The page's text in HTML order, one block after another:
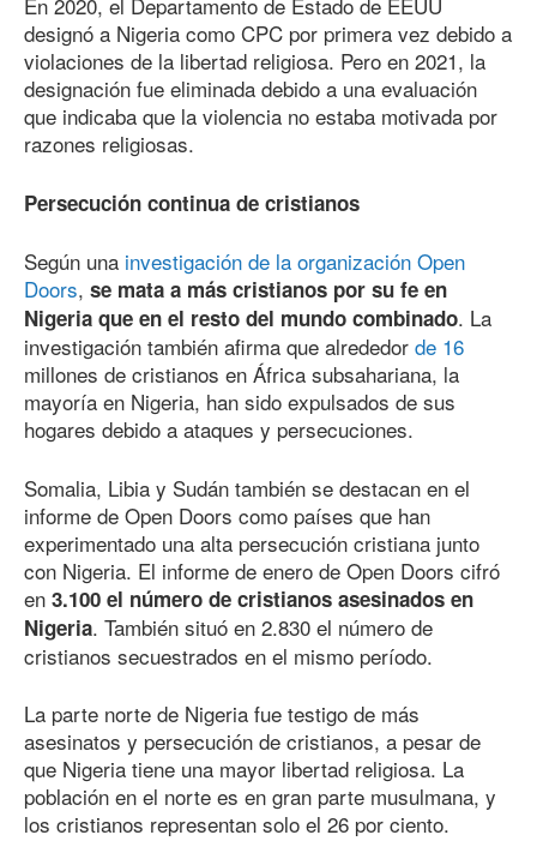
designó a Nigeria como CPC por primera vez debido a
violaciones de la libertad religiosa. Pero en 2021, la
designación fue eliminada debido a una evaluación
que indicaba que la violencia no estaba motivada por
razones religiosas.
Persecución continua de cristianos
Según una investigación de la organización Open
Doors, se mata a más cristianos por su fe en
Nigeria que en el resto del mundo combinado. La
investigación también afirma que alrededor de 16
millones de cristianos en África subsahariana, la
mayoría en Nigeria, han sido expulsados de sus
hogares debido a ataques y persecuciones.
Somalia, Libia y Sudán también se destacan en el
informe de Open Doors como países que han
experimentado una alta persecución cristiana junto
con Nigeria. El informe de enero de Open Doors cifró
en 3.100 el número de cristianos asesinados en
Nigeria. También situó en 2.830 el número de
cristianos secuestrados en el mismo período.
La parte norte de Nigeria fue testigo de más
asesinatos y persecución de cristianos, a pesar de
que Nigeria tiene una mayor libertad religiosa. La
población en el norte es en gran parte musulmana, y
los cristianos representan solo el 26 por ciento.